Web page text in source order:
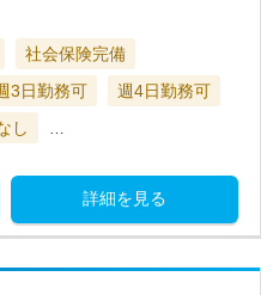
社会保険完備
3日勤務可
週4日勤務可
し …
詳細を見る